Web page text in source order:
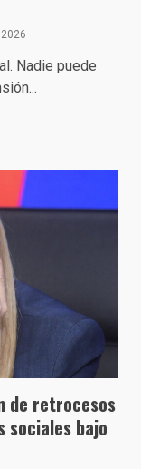
Nadie puede
de retrocesos
sociales bajo